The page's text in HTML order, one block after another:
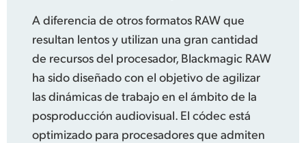
A diferencia de otros formatos RAW que
resultan lentos y utilizan una gran cantidad
de recursos del procesador, Blackmagic RAW
ha sido diseñado con el objetivo de agilizar
las dinámicas de trabajo en el ámbito de la
posproducción audiovisual. El códec está
optimizado para procesadores que admiten